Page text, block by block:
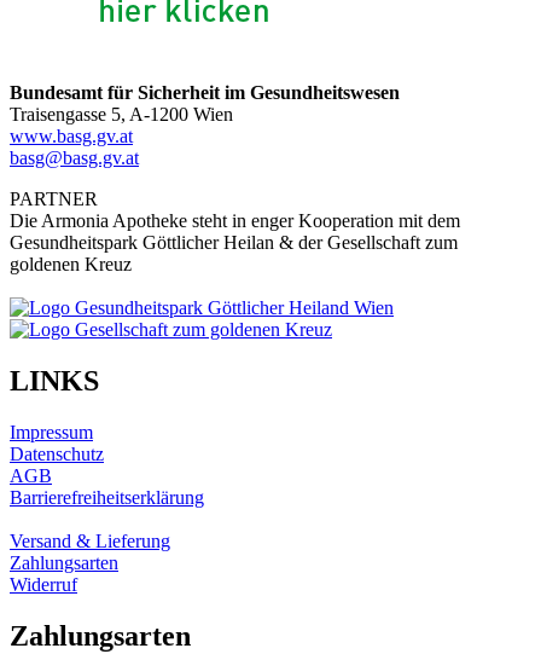
Bundesamt für Sicherheit im Gesundheitswesen
Traisengasse 5, A-1200 Wien
www.basg.gv.at
basg@basg.gv.at
PARTNER
Die Armonia Apotheke steht in enger Kooperation mit dem
Gesundheitspark Göttlicher Heilan & der Gesellschaft zum
goldenen Kreuz
LINKS
Impressum
Datenschutz
AGB
Barrierefreiheitserklärung
Versand & Lieferung
Zahlungsarten
Widerruf
Zahlungsarten